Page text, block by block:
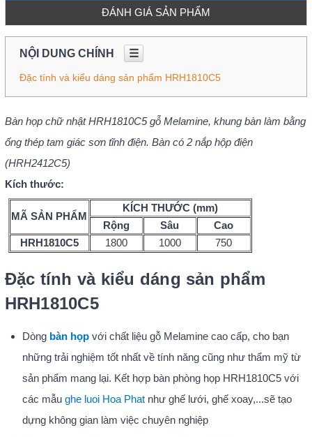
ĐÁNH GIÁ SẢN PHẨM
NỘI DUNG CHÍNH ☰
Đặc tính và kiểu dáng sản phẩm HRH1810C5
Bàn họp chữ nhật HRH1810C5 gỗ Melamine, khung bàn làm bằng
ống thép tam giác sơn tĩnh điện. Bàn có 2 nắp hộp điện
(HRH2412C5)
Kích thước:
MÃ SẢN PHẨM
KÍCH THƯỚC (mm)
Rộng
Sâu
Cao
HRH1810C5
1800 1000 750
Đặc tính và kiểu dáng sản phẩm
HRH1810C5
Dòng bàn họpvới chất liệu gỗ Melamine cao cấp, cho bạn
những trải nghiệm tốt nhất về tính năng cũng như thẩm mỹ từ
sản phẩm mang lại. Kết hợp bàn phòng họp HRH1810C5 với
các mẫu ghe luoi Hoa Phatnhư ghế lưới, ghế xoay,...sẽ tạo
dựng không gian làm việc chuyên nghiệp